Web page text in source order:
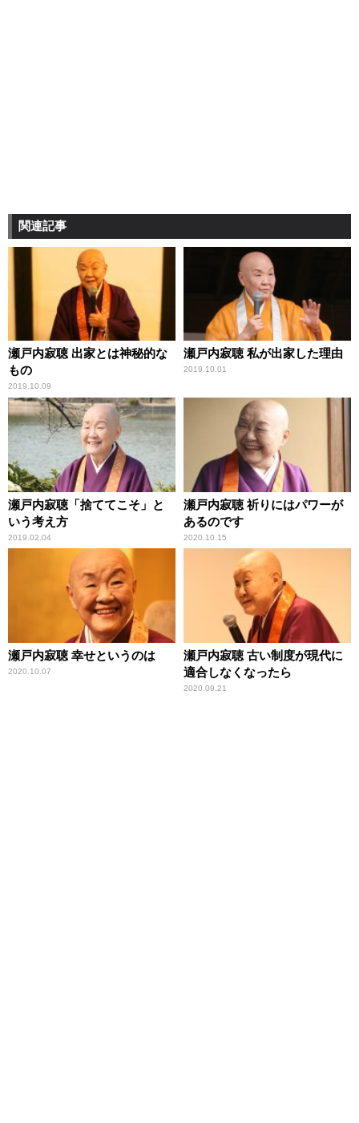
関連記事
瀬戸内寂聴 出家とは神秘的な
もの
2019.10.09
瀬戸内寂聴 私が出家した理由
2019.10.01
瀬戸内寂聴「捨ててこそ」と
いう考え方
2019.02.04
瀬戸内寂聴 祈りにはパワーが
あるのです
2020.10.15
瀬戸内寂聴 幸せというのは
2020.10.07
瀬戸内寂聴 古い制度が現代に
適合しなくなったら
2020.09.21